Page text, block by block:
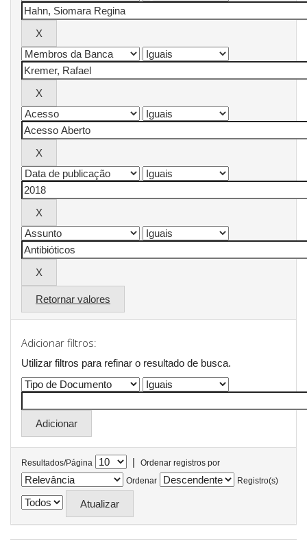
Retornar valores
Adicionar filtros:
Utilizar filtros para refinar o resultado de busca.
Resultados/Página |
Ordenar registros por
Ordenar
Registro(s)